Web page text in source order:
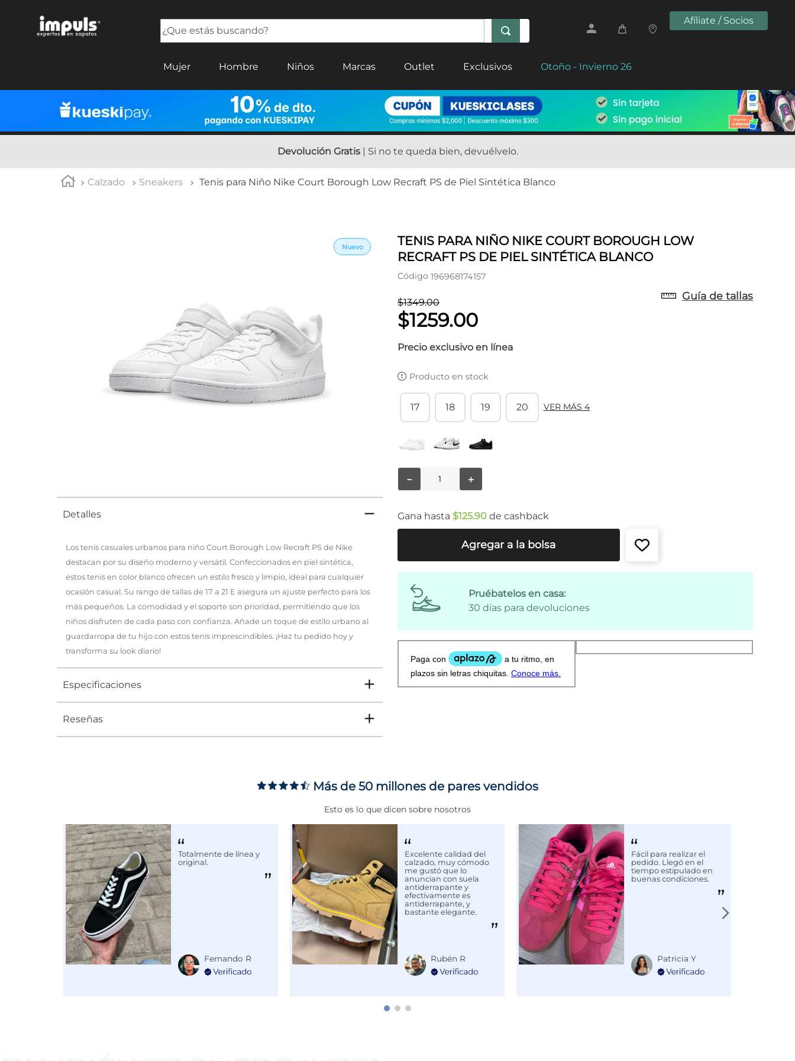
Afíliate / Socios
Mujer Hombre Niños Marcas Outlet Exclusivos Otoño - Invierno 26
Devolución Gratis| Si no te queda bien, devuélvelo.
Calzado Sneakers Tenis para Niño Nike Court Borough Low Recraft PS de Piel Sintética Blanco
Detalles
Los tenis casuales urbanos para niño Court Borough Low Recraft PS de Nike
destacan por su diseño moderno y versátil. Confeccionados en piel sintética,
estos tenis en color blanco ofrecen un estilo fresco y limpio, ideal para cualquier
ocasión casual. Su rango de tallas de 17 a 21 E asegura un ajuste perfecto para los
más pequeños. La comodidad y el soporte son prioridad, permitiendo que los
niños disfruten de cada paso con confianza. Añade un toque de estilo urbano al
guardarropa de tu hijo con estos tenis imprescindibles. ¡Haz tu pedido hoy y
transforma su look diario!
Especificaciones
Tipo
DE 0 A 4 cms
Color
Disciplina COMBATE
Reseñas
TENIS PARA NIÑO NIKE COURT BOROUGH LOW
RECRAFT PS DE PIEL SINTÉTICA BLANCO
Código 196968174157
$1349.00
$1259.00
Precio exclusivo en línea
Guía de tallas
Producto en stock
17 18 19 20 VER MÁS 4
＋
－
Gana hasta $125.90 de cashback
Agregar a la bolsa
Pruébatelos en casa:
30 días para devoluciones
Más de 50 millones de pares vendidos
Esto es lo que dicen sobre nosotros
Totalmente de línea y
original.
Fernando R
Excelente calidad del
calzado, muy cómodo
me gustó que lo
anuncian con suela
antiderrapante y
efectivamente es
antiderrapante, y
bastante elegante.
Rubén R
Fácil para realizar el
pedido. Llegó en el
tiempo estipulado en
buenas condiciones.
Patricia Y
sandalias mujer
tenis hombre